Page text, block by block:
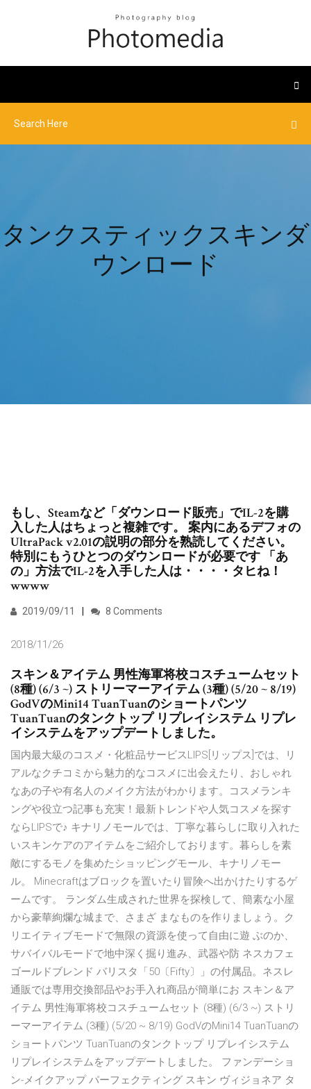
タンクスティックスキンダ
ウンロード
もし、Steamなど「ダウンロード販売」でIL-2を購
入した人はちょっと複雑です。 案内にあるデフォの
UltraPack v2.01の説明の部分を熟読してください。
特別にもうひとつのダウンロードが必要です 「あ
の」方法でIL-2を入手した人は・・・・タヒね！
wwww
2019/09/11 8 Comments
2018/11/26
スキン＆アイテム 男性海軍将校コスチュームセット
(8種) (6/3 ~) ストリーマーアイテム (3種) (5/20 ~ 8/19)
GodVのMini14 TuanTuanのショートパンツ
TuanTuanのタンクトップ リプレイシステム リプレ
イシステムをアップデートしました。
国内最大級のコスメ・化粧品サービスLIPS[リップス]では、リ
アルなクチコミから魅力的なコスメに出会えたり、おしゃれ
なあの子や有名人のメイク方法がわかります。コスメランキ
ングや役立つ記事も充実！最新トレンドや人気コスメを探す
ならLIPSで♪ キナリノモールでは、丁寧な暮らしに取り入れた
いスキンケアのアイテムをご紹介しております。暮らしを素
敵にするモノを集めたショッピングモール、キナリノモー
ル。 Minecraftはブロックを置いたり冒険へ出かけたりするゲ
ームです。 ランダム生成された世界を探検して、簡素な小屋
から豪華絢爛な城まで、さまざ まなものを作りましょう。ク
リエイティブモードで無限の資源を使って自由に遊 ぶのか、
サバイバルモードで地中深く掘り進み、武器や防 ネスカフェ
ゴールドブレンド バリスタ「50〔Fifty〕」の付属品。ネスレ
通販では専用交換部品やお手入れ商品が簡単にお スキン＆ア
イテム 男性海軍将校コスチュームセット (8種) (6/3 ~) ストリ
ーマーアイテム (3種) (5/20 ~ 8/19) GodVのMini14 TuanTuanの
ショートパンツ TuanTuanのタンクトップ リプレイシステム
リプレイシステムをアップデートしました。 ファンデーショ
ン-メイクアップ パーフェクティング スキン ヴィジョネア タ